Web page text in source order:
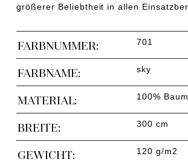
größerer Beliebtheit in allen
FARBNUMMER: 701
FARBNAME: sky
MATERIAL: 100%
BREITE: 300 cm
GEWICHT: 120 g/m2